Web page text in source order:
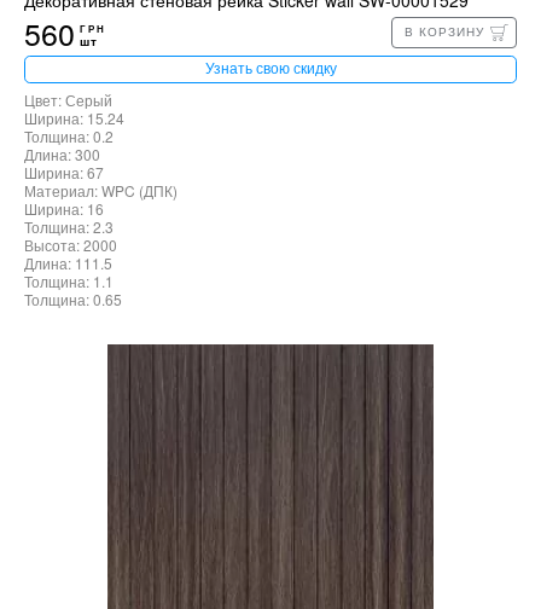
560 ГРН
шт
В КОРЗИНУ
Узнать свою скидку
Цвет: Серый
Ширина: 15.24
Толщина: 0.2
Длина: 300
Ширина: 67
Материал: WPC (ДПК)
Ширина: 16
Толщина: 2.3
Высота: 2000
Длина: 111.5
Толщина: 1.1
Толщина: 0.65